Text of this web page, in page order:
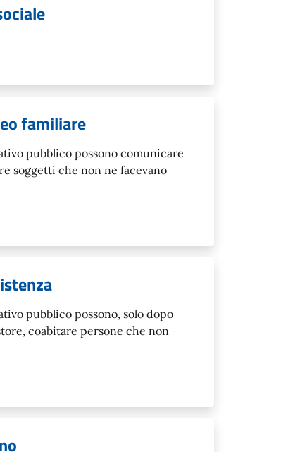
familiare
pubblico possono comunicare
soggetti che non ne facevano
pubblico possono, solo dopo
coabitare persone che non